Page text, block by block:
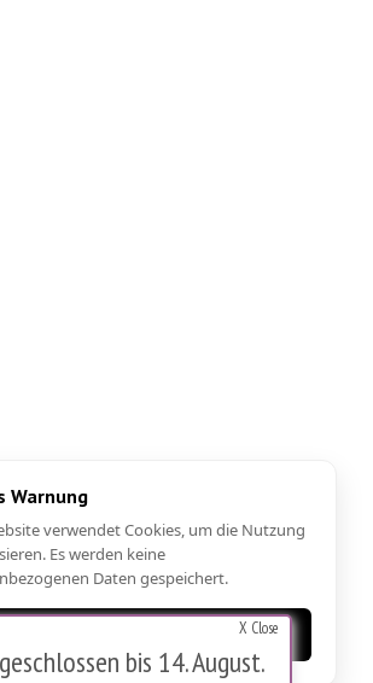
Warnung
verwendet Cookies, um die Nutzung
Es werden keine
Daten gespeichert.
X Close
bis 14. August.